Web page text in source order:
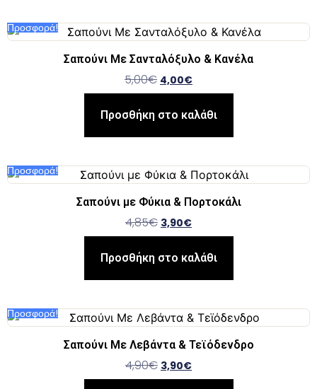
Προσφορά!
Σαπούνι Με Σανταλόξυλο & Κανέλα
5,00€ 4,00€
Προσθήκη στο καλάθι
Προσφορά!
Σαπούνι με Φύκια & Πορτοκάλι
4,85€ 3,90€
Προσθήκη στο καλάθι
Προσφορά!
Σαπούνι Με Λεβάντα & Τεϊόδενδρο
4,90€ 3,90€